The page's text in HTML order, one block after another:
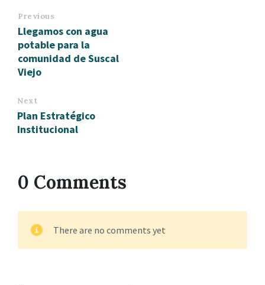
Previous
Llegamos con agua
potable para la
comunidad de Suscal
Viejo
Next
Plan Estratégico
Institucional
0 Comments
There are no comments yet